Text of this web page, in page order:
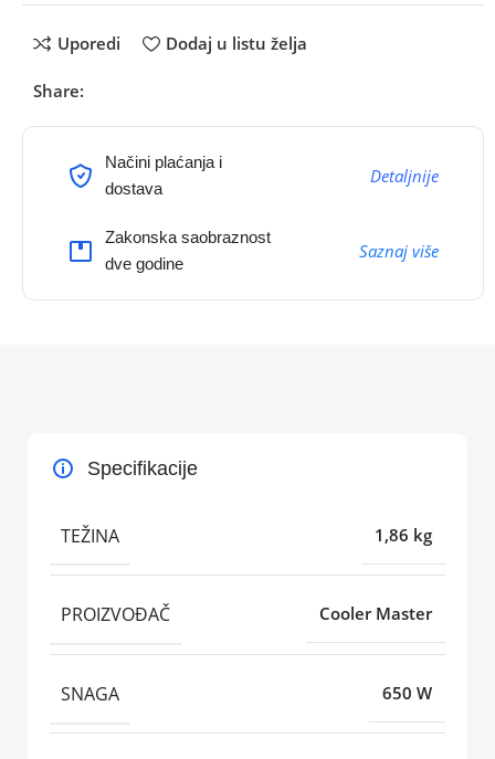
Uporedi Dodaj u listu želja
Share:
Načini plaćanja i
dostava
Detaljnije
Zakonska saobraznost
dve godine
Saznaj više
Specifikacije
TEŽINA 1,86 kg
PROIZVOĐAČ Cooler Master
SNAGA 650 W